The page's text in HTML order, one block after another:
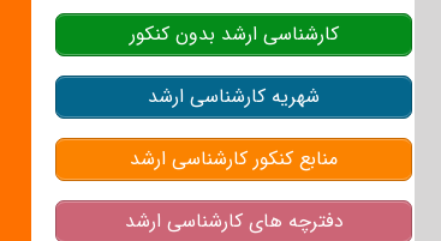
کارشناسی ارشد بدون کنکور
شهریه کارشناسی ارشد
منابع کنکور کارشناسی ارشد
دفترچه های کارشناسی ارشد